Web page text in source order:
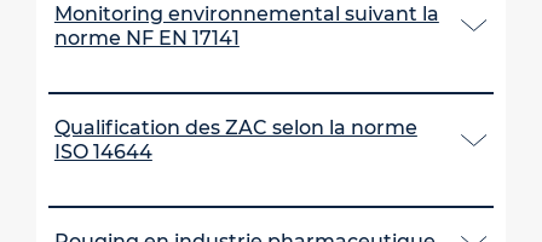
Monitoring environnemental suivant la
norme NF EN 17141
Qualification des ZAC selon la norme
ISO 14644